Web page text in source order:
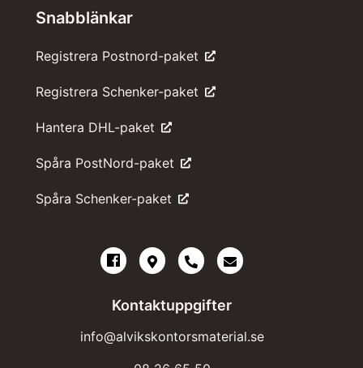
Snabblänkar
Registrera Postnord-paket
Registrera Schenker-paket
Hantera DHL-paket
Spåra PostNord-paket
Spåra Schenker-paket
Kontaktuppgifter
info@alvikskontorsmaterial.se